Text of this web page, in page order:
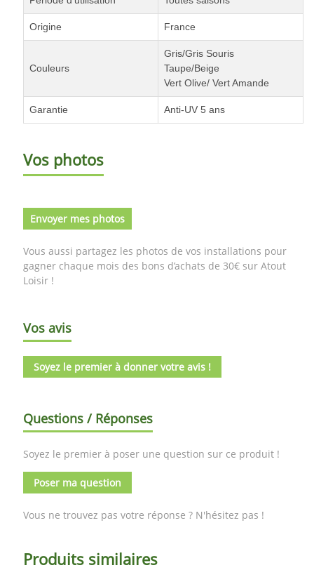
Origine France
Couleurs
Gris/Gris Souris
Taupe/Beige
Vert Olive/ Vert Amande
Garantie Anti-UV 5 ans
Vos photos
Envoyer mes photos
Vous aussi partagez les photos de vos installations pour
gagner chaque mois des bons d’achats de 30€ sur Atout
Loisir !
Vos avis
Soyez le premier à donner votre avis !
Questions / Réponses
Soyez le premier à poser une question sur ce produit !
Poser ma question
Vous ne trouvez pas votre réponse ? N'hésitez pas !
Produits similaires